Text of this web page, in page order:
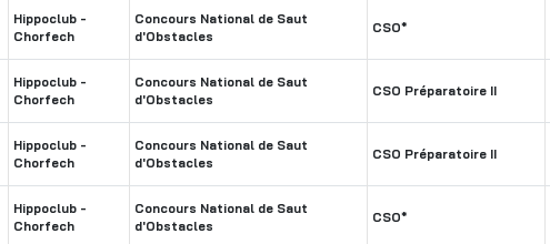
Hippoclub -
Chorfech
Concours National de Saut
d'Obstacles
CSO*
Hippoclub -
Chorfech
Concours National de Saut
d'Obstacles
CSO Préparatoire II
Hippoclub -
Chorfech
Concours National de Saut
d'Obstacles
CSO Préparatoire II
Hippoclub -
Chorfech
Concours National de Saut
d'Obstacles
CSO*